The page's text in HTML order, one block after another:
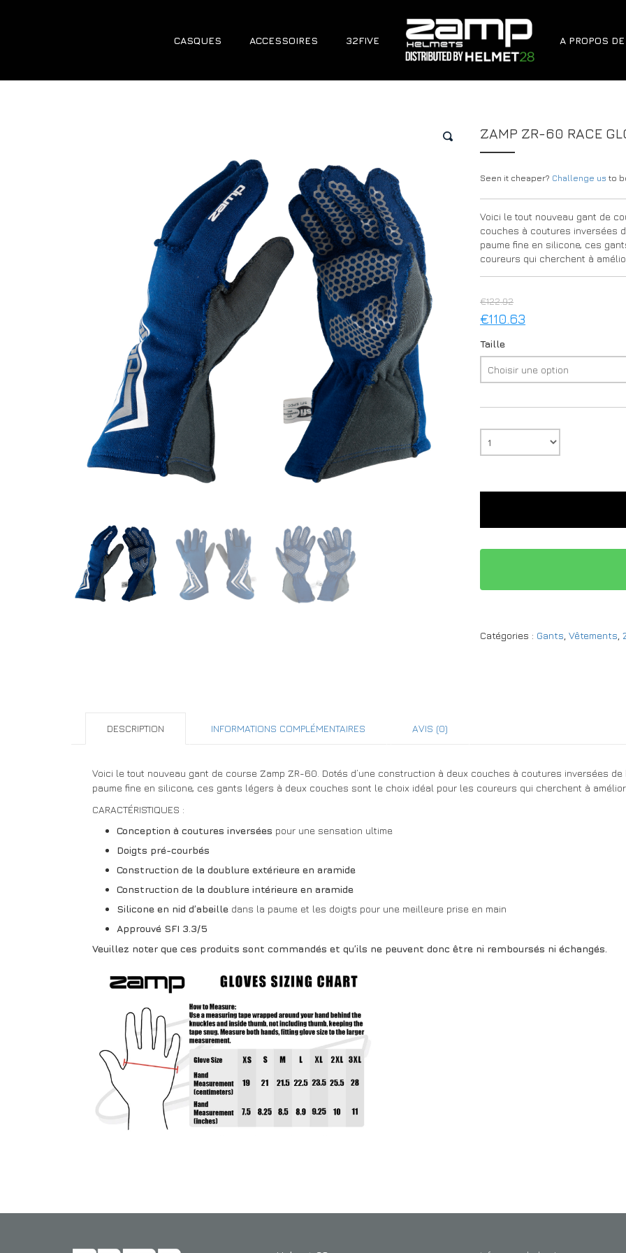
CASQUES ACCESSOIRES 32FIVE A PROPOS DE
ZAMP ZR-60 RACE
Seen it cheaper? Challenge us to
Voici le tout nouveau gant de
couches à coutures inversées
paume fine en silicone, ces
coureurs qui cherchent à
€122.92
€110.63
Taille
Catégories : Gants Vêtements
DESCRIPTION INFORMATIONS COMPLÉMENTAIRES AVIS (0)
Voici le tout nouveau gant de course Zamp ZR-60. Dotés d’une construction à deux couches à coutures inversées de
paume fine en silicone, ces gants légers à deux couches sont le choix idéal pour les coureurs qui cherchent à
CARACTÉRISTIQUES :
Conception à coutures inversées pour une sensation ultime
Doigts pré-courbés
Construction de la doublure extérieure en aramide
Construction de la doublure intérieure en aramide
Silicone en nid d’abeille dans la paume et les doigts pour une meilleure prise en main
Approuvé SFI 3.3/5
Veuillez noter que ces produits sont commandés et qu’ils ne peuvent donc être ni remboursés ni échangés.